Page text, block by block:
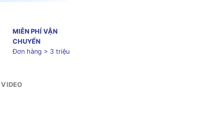
MIỄN PHÍ VẬN
CHUYỂN
Đơn hàng > 3 triệu
VIDEO